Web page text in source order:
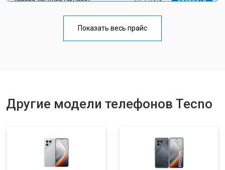
Замена кнопки включения от 1750 ₽
Показать весь прайс
Другие модели телефонов Tecno